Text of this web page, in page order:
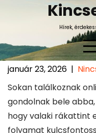
Hírek,
Mi történik
kattintás
január 23, 2026 |
Sokan találkoznak
gondolnak bele
hogy valaki rákattint
folyamat